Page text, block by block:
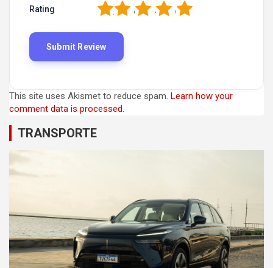
Rating 5
4
3
2
This site uses Akismet to reduce spam. Learn how your
comment data is processed.
TRANSPORTE